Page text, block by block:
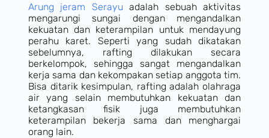
Arung jeram Serayu adalah sebuah aktivitas
mengarungi sungai dengan mengandalkan
kekuatan dan keterampilan untuk mendayung
perahu karet. Seperti yang sudah dikatakan
sebelumnya, rafting dilakukan secara
berkelompok, sehingga sangat mengandalkan
kerja sama dan kekompakan setiap anggota tim.
Bisa ditarik kesimpulan, rafting adalah olahraga
air yang selain membutuhkan kekuatan dan
ketangkasan fisik juga membutuhkan
keterampilan bekerja sama dan menghargai
orang lain.